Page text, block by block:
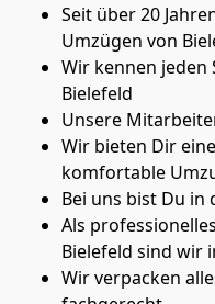
Seit über 20
Umzügen von
Wir kennen jeden
Bielefeld
Unsere
Wir bieten Dir
komfortable
Bei uns bist Du in
Als
Bielefeld sind wir
Wir verpacken